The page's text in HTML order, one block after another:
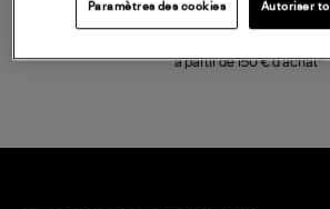
à partir de 150 € d'achat*
Paramètres des cookies Autoriser